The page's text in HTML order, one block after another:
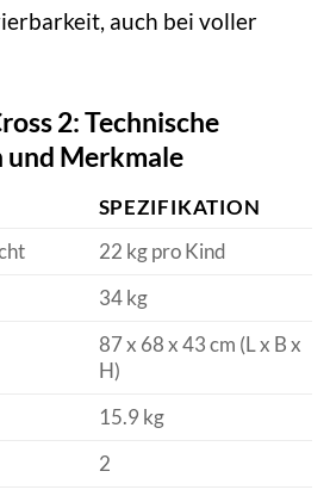
auch bei voller
2: Technische
Merkmale
SPEZIFIKATION
22 kg pro Kind
34 kg
87 x 68 x 43 cm (L x B x
H)
15.9 kg
2